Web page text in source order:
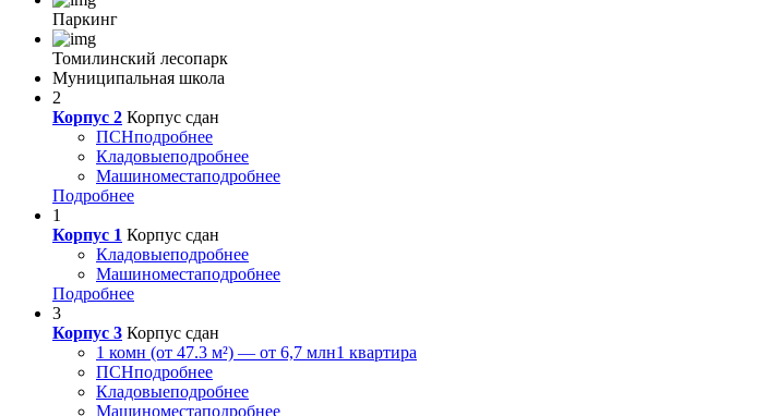
Паркинг
Томилинский лесопарк
Муниципальная школа
2
Корпус 2 Корпус сдан
ПСНподробнее
Кладовыеподробнее
Машиноместаподробнее
Подробнее
1
Корпус 1 Корпус сдан
Кладовыеподробнее
Машиноместаподробнее
Подробнее
3
Корпус 3 Корпус сдан
1 комн (от 47.3 м²) — от 6,7 млн1 квартира
ПСНподробнее
Кладовыеподробнее
Машиноместаподробнее